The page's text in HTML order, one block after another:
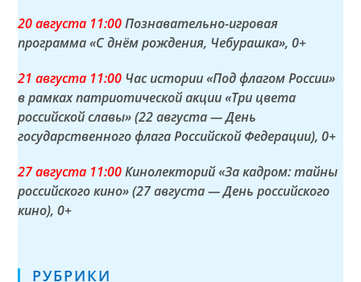
20 августа 11:00Познавательно-игровая
программа «С днём рождения, Чебурашка», 0+
21 августа 11:00 Час истории «Под флагом России»
в рамках патриотической акции «Три цвета
российской славы» (22 августа — День
государственного флага Российской Федерации), 0+
27 августа 11:00Кинолекторий «За кадром: тайны
российского кино» (27 августа — День российского
кино), 0+
РУБРИКИ